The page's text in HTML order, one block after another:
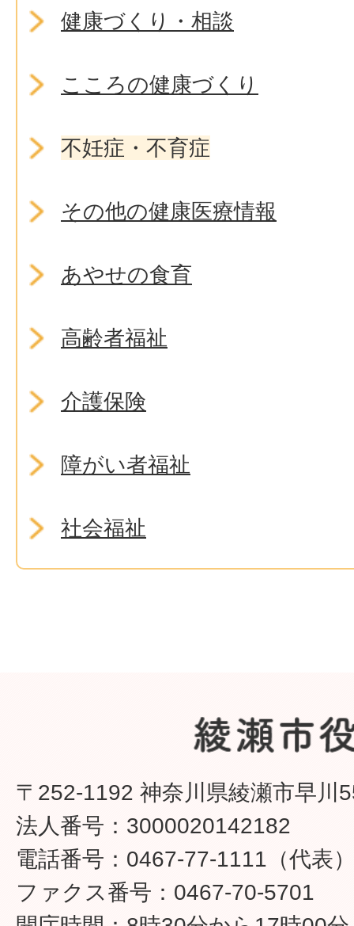
健康づくり・相談
こころの健康づくり
不妊症・不育症
その他の健康医療情報
あやせの食育
高齢者福祉
介護保険
障がい者福祉
社会福祉
〒252-1192 神奈川県綾瀬市早川
法人番号：3000020142182
電話番号：0467-77-1111（代表
ファクス番号：0467-70-5701